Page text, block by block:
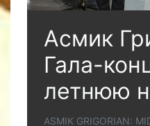
Асмик
Гала-
летнюю
ASMIK GRIGORIAN: